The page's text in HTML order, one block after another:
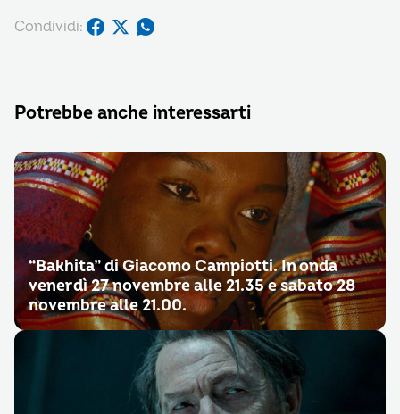
Condividi:
Potrebbe anche interessarti
“Bakhita” di Giacomo Campiotti. In onda
venerdì 27 novembre alle 21.35 e sabato 28
novembre alle 21.00.